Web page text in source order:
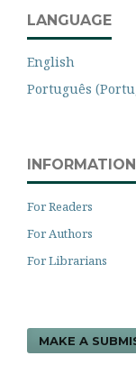
LANGUAGE
English
Português
INFORMATION
For Readers
For Authors
For Librarians
MAKE A